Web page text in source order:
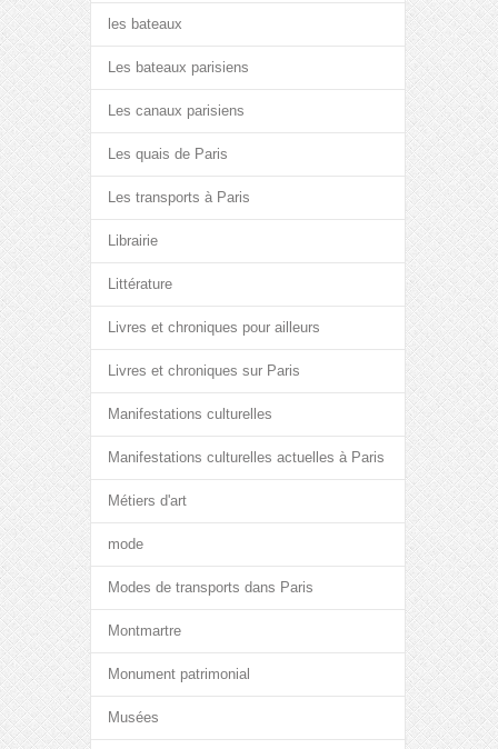
les bateaux
Les bateaux parisiens
Les canaux parisiens
Les quais de Paris
Les transports à Paris
Librairie
Littérature
Livres et chroniques pour ailleurs
Livres et chroniques sur Paris
Manifestations culturelles
Manifestations culturelles actuelles à Paris
Métiers d'art
mode
Modes de transports dans Paris
Montmartre
Monument patrimonial
Musées